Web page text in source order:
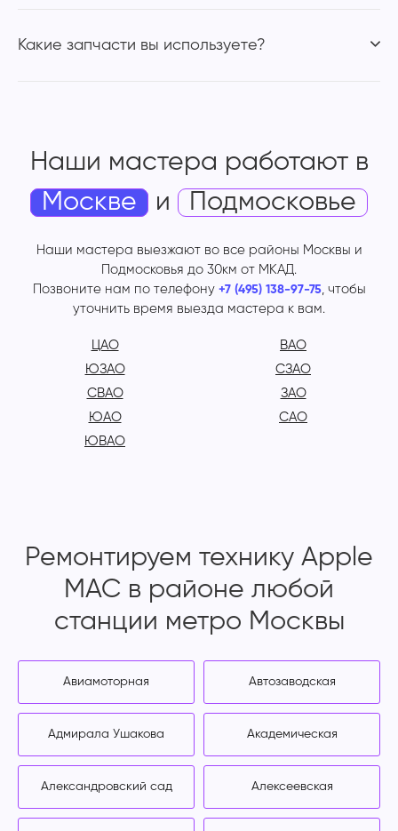
Какие запчасти вы используете?
Наши мастера работают в
Москве
и Подмосковье
Наши мастера выезжают во все районы Москвы и
Подмосковья до 30км от МКАД.
Позвоните нам по телефону +7 (495) 138-97-75, чтобы
уточнить время выезда мастера к вам.
ЦАО
ЮЗАО
СВАО
ЮАО
ЮВАО
ВАО
СЗАО
ЗАО
САО
Ремонтируем технику Apple
MAC в районе любой
станции метро Москвы
Авиамоторная Автозаводская
Адмирала Ушакова Академическая
Александровский сад Алексеевская